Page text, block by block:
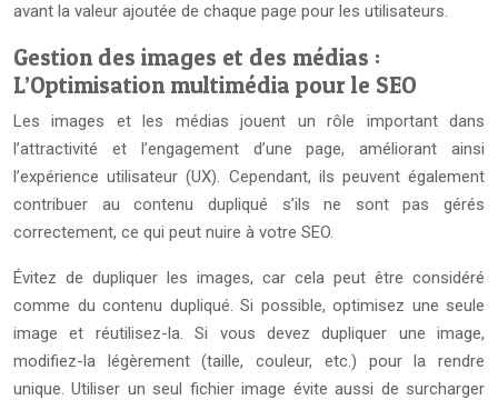
avant la valeur ajoutée de chaque page pour les utilisateurs.
Gestion des images et des médias :
L’Optimisation multimédia pour le SEO
Les images et les médias jouent un rôle important dans
l’attractivité et l’engagement d’une page, améliorant ainsi
l’expérience utilisateur (UX). Cependant, ils peuvent également
contribuer au contenu dupliqué s’ils ne sont pas gérés
correctement, ce qui peut nuire à votre SEO.
Évitez de dupliquer les images, car cela peut être considéré
comme du contenu dupliqué. Si possible, optimisez une seule
image et réutilisez-la. Si vous devez dupliquer une image,
modifiez-la légèrement (taille, couleur, etc.) pour la rendre
unique. Utiliser un seul fichier image évite aussi de surcharger